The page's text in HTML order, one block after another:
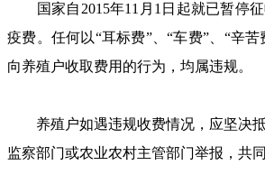
国家自2015年11月1日起就已暂停征
疫费。任何以“耳标费”、“车费”、“辛苦
向养殖户收取费用的行为，均属违规。
养殖户如遇违规收费情况，应坚决抵
监察部门或农业农村主管部门举报，共